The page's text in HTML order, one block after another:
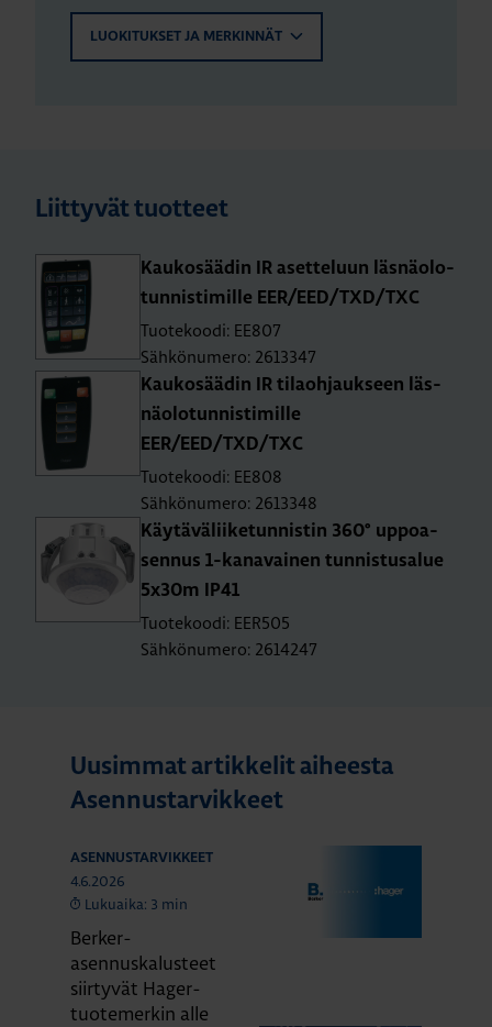
LUOKITUKSET JA MERKINNÄT
Liittyvät tuotteet
Kau­ko­sää­din IR aset­te­luun läs­nä­olo­
tun­nis­ti­mil­le EER/EED/TXD/TXC
Tuotekoodi: EE807
Sähkönumero: 2613347
Kau­ko­sää­din IR ti­laoh­jauk­seen läs­
nä­olo­tun­nis­ti­mil­le
EER/EED/TXD/TXC
Tuotekoodi: EE808
Sähkönumero: 2613348
Käy­tä­vä­lii­ke­tun­nis­tin 360° up­poa­
sen­nus 1-ka­na­vai­nen tun­nis­tusa­lue
5x30m IP41
Tuotekoodi: EER505
Sähkönumero: 2614247
Uusimmat artikkelit aiheesta
Asennustarvikkeet
ASENNUSTARVIKKEET
4.6.2026
Lukuaika: 3 min
Berker-
asennuskalusteet
siirtyvät Hager-
tuotemerkin alle